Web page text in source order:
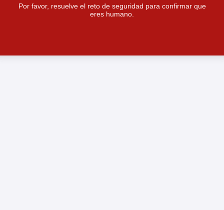
Por favor, resuelve el reto de seguridad para confirmar que
eres humano.